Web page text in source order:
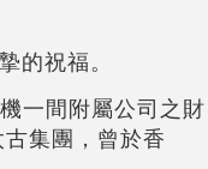
的祝福。
一間附屬公司之財
集團，曾於香